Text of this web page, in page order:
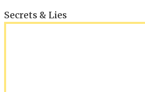
Secrets & Lies